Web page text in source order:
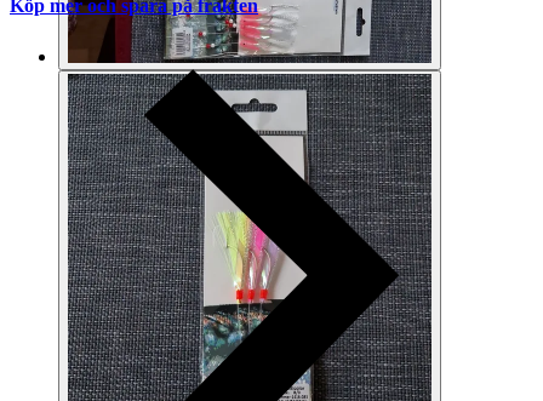
Köp mer och spara på frakten